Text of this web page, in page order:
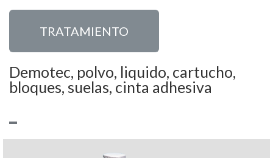
TRATAMIENTO
Demotec, polvo, liquido, cartucho,
bloques, suelas, cinta adhesiva